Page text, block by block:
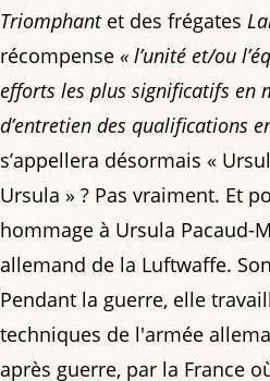
Triomphantet des frégates
récompense « l’unité et/ou
efforts les plus significatifs en
d’entretien des qualifications
s’appellera désormais «
Ursula » ? Pas vraiment. Et
hommage à Ursula Pacaud-
allemand de la Luftwaffe.
Pendant la guerre, elle
techniques de l'armée
après guerre, par la France